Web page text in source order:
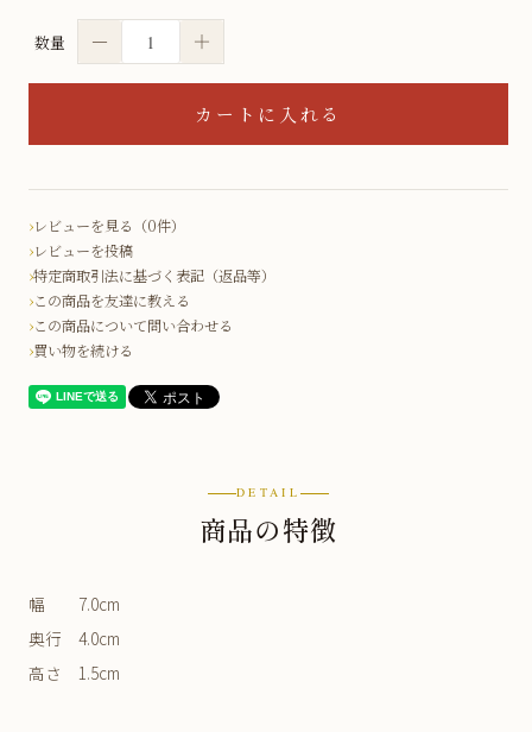
数量 － ＋
レビューを見る（0件）
レビューを投稿
特定商取引法に基づく表記（返品等）
この商品を友達に教える
この商品について問い合わせる
買い物を続ける
DETAIL
商品の特徴
幅 7.0cm
奥行 4.0cm
高さ 1.5cm